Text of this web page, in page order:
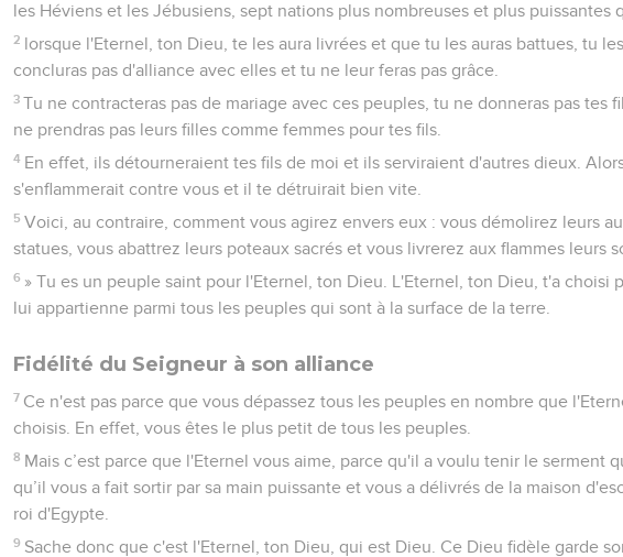
les Héviens et les Jébusiens, sept nations plus nombreuses et plus puissantes
2 lorsque l'Eternel, ton Dieu, te les aura livrées et que tu les auras battues, tu
concluras pas d'alliance avec elles et tu ne leur feras pas grâce.
3 Tu ne contracteras pas de mariage avec ces peuples, tu ne donneras pas tes
ne prendras pas leurs filles comme femmes pour tes fils.
4 En effet, ils détourneraient tes fils de moi et ils serviraient d'autres dieux.
s'enflammerait contre vous et il te détruirait bien vite.
5 Voici, au contraire, comment vous agirez envers eux : vous démolirez leurs
statues, vous abattrez leurs poteaux sacrés et vous livrerez aux flammes leurs
6 » Tu es un peuple saint pour l'Eternel, ton Dieu. L'Eternel, ton Dieu, t'a choisi
lui appartienne parmi tous les peuples qui sont à la surface de la terre.
Fidélité du Seigneur à son alliance
7 Ce n'est pas parce que vous dépassez tous les peuples en nombre que
choisis. En effet, vous êtes le plus petit de tous les peuples.
8 Mais c’est parce que l'Eternel vous aime, parce qu'il a voulu tenir le serment
qu’il vous a fait sortir par sa main puissante et vous a délivrés de la maison
roi d'Egypte.
9 Sache donc que c'est l'Eternel, ton Dieu, qui est Dieu. Ce Dieu fidèle garde